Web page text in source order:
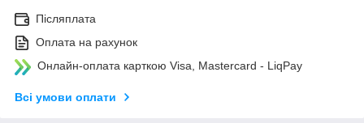
Післяплата
Оплата на рахунок
Онлайн-оплата карткою Visa, Mastercard - LiqPay
Всі умови оплати